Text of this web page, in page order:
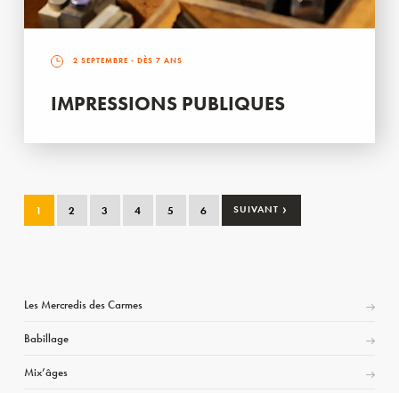
2 SEPTEMBRE - DÈS 7 ANS
IMPRESSIONS PUBLIQUES
1 2 3 4 5 6 SUIVANT ›
Les Mercredis des Carmes
Babillage
Mix’âges